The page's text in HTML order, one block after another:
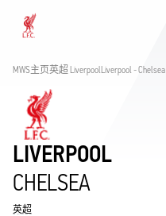
Now live
MWS主页英超 LiverpoolLiverpool - Chelsea
LIVERPOOL
CHELSEA
英超